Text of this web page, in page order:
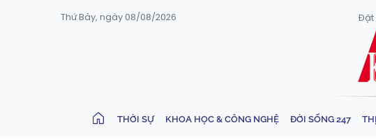
Thứ Bảy, ngày 08/08/2026 Đặt
THỜI SỰ KHOA HỌC & CÔNG NGHỆ ĐỜI SỐNG 247